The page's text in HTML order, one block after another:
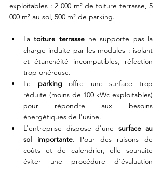
exploitables : 2 000 m² de toiture terrasse, 5
000 m² au sol, 500 m² de parking.
La toiture terrasse ne supporte pas la
charge induite par les modules : isolant
et étanchéité incompatibles, réfection
trop onéreuse.
Le parking offre une surface trop
réduite (moins de 100 kWc exploitables)
pour répondre aux besoins
énergétiques de l'usine.
L'entreprise dispose d'une surface au
sol importante. Pour des raisons de
coûts et de calendrier, elle souhaite
éviter une procédure d'évaluation